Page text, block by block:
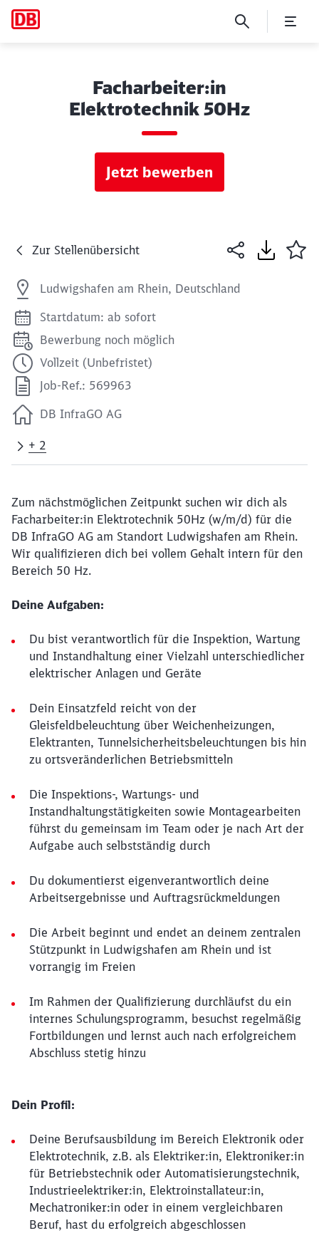
Facharbeiter:in
Elektrotechnik 50Hz
Jetzt bewerben
Zur Stellenübersicht
Ludwigshafen am Rhein, Deutschland
Startdatum: ab sofort
Bewerbung noch möglich
Vollzeit (Unbefristet)
Job-Ref.: 569963
DB InfraGO AG
+ 2
Zum nächstmöglichen Zeitpunkt suchen wir dich als
Facharbeiter:in Elektrotechnik 50Hz (w/m/d) für die
DB InfraGO AG am Standort Ludwigshafen am Rhein.
Wir qualifizieren dich bei vollem Gehalt intern für den
Bereich 50 Hz.
Deine Aufgaben:
Du bist verantwortlich für die Inspektion, Wartung
und Instandhaltung einer Vielzahl unterschiedlicher
elektrischer Anlagen und Geräte
Dein Einsatzfeld reicht von der
Gleisfeldbeleuchtung über Weichenheizungen,
Elektranten, Tunnelsicherheitsbeleuchtungen bis hin
zu ortsveränderlichen Betriebsmitteln
Die Inspektions-, Wartungs- und
Instandhaltungstätigkeiten sowie Montagearbeiten
führst du gemeinsam im Team oder je nach Art der
Aufgabe auch selbstständig durch
Du dokumentierst eigenverantwortlich deine
Arbeitsergebnisse und Auftragsrückmeldungen
Die Arbeit beginnt und endet an deinem zentralen
Stützpunkt in Ludwigshafen am Rhein und ist
vorrangig im Freien
Im Rahmen der Qualifizierung durchläufst du ein
internes Schulungsprogramm, besuchst regelmäßig
Fortbildungen und lernst auch nach erfolgreichem
Abschluss stetig hinzu
Dein Profil:
Deine Berufsausbildung im Bereich Elektronik oder
Elektrotechnik, z.B. als Elektriker:in, Elektroniker:in
für Betriebstechnik oder Automatisierungstechnik,
Industrieelektriker:in, Elektroinstallateur:in,
Mechatroniker:in oder in einem vergleichbaren
Beruf, hast du erfolgreich abgeschlossen